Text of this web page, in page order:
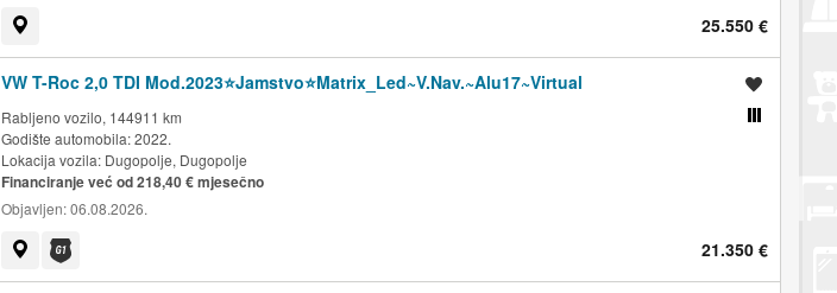
25.550 €
VW T-Roc 2,0 TDI Mod.2023⭐️Jamstvo⭐️Matrix_Led~V.Nav.~Alu17~Virtual
Rabljeno vozilo, 144911 km
Godište automobila: 2022.
Lokacija vozila: Dugopolje, Dugopolje
Financiranje već od 218,40 € mjesečno
Objavljen:06.08.2026.
21.350 €